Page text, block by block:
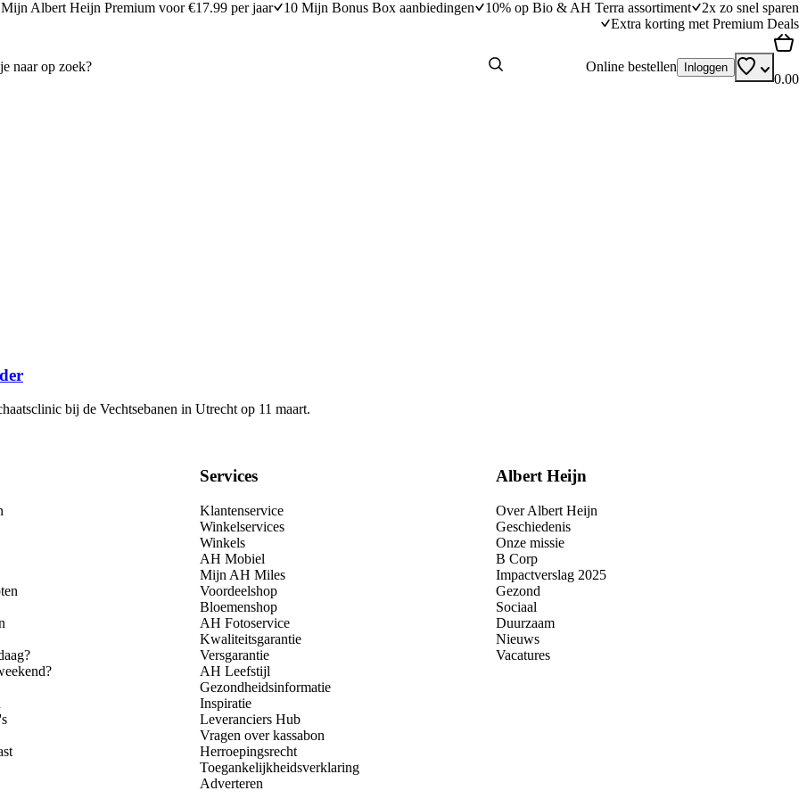
Mijn Albert Heijn Premium voor €17.99 per jaar 10 Mijn Bonus Box aanbiedingen 10% op Bio & AH Terra assortiment
2x zo snel sparen
Extra korting met Premium Deals
Online bestellen Inloggen
0.00
bij de Vechtsebanen in Utrecht op 11 maart.
Services
Klantenservice
Winkelservices
Winkels
AH Mobiel
Mijn AH Miles
Voordeelshop
Bloemenshop
AH Fotoservice
Kwaliteitsgarantie
Versgarantie
AH Leefstijl
Gezondheidsinformatie
Inspiratie
Leveranciers Hub
Vragen over kassabon
Herroepingsrecht
Toegankelijkheidsverklaring
Adverteren
Albert Heijn
Over Albert Heijn
Geschiedenis
Onze missie
B Corp
Impactverslag 2025
Gezond
Sociaal
Duurzaam
Nieuws
Vacatures